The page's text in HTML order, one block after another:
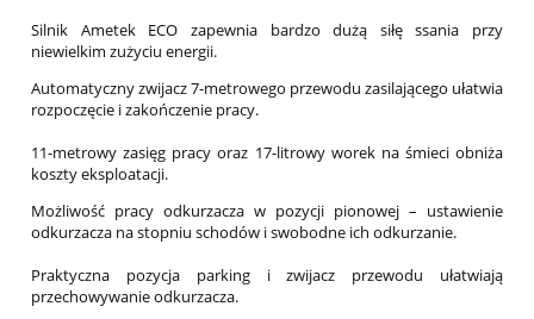
Silnik Ametek ECO zapewnia bardzo dużą siłę ssania przy
niewielkim zużyciu energii.
Automatyczny zwijacz 7-metrowego przewodu zasilającego ułatwia
rozpoczęcie i zakończenie pracy.
11-metrowy zasięg pracy oraz 17-litrowy worek na śmieci obniża
koszty eksploatacji.
Możliwość pracy odkurzacza w pozycji pionowej – ustawienie
odkurzacza na stopniu schodów i swobodne ich odkurzanie.
Praktyczna pozycja parking i zwijacz przewodu ułatwiają
przechowywanie odkurzacza.